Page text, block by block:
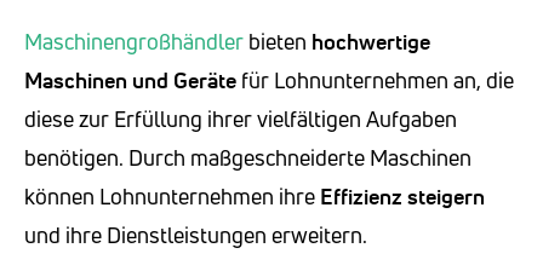
Maschinengroßhändler bieten hochwertige
Maschinen und Geräte für Lohnunternehmen an, die
diese zur Erfüllung ihrer vielfältigen Aufgaben
benötigen. Durch maßgeschneiderte Maschinen
können Lohnunternehmen ihre Effizienz steigern
und ihre Dienstleistungen erweitern.